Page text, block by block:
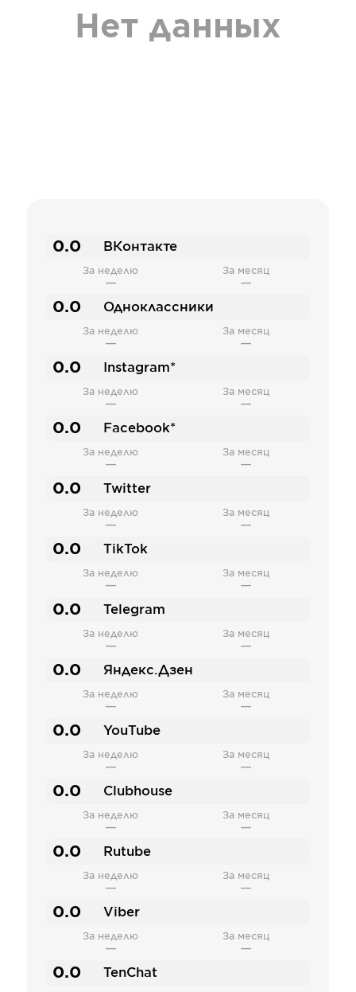
Нет данных
0.0 ВКонтакте
За неделю
—
За месяц
—
0.0 Одноклассники
За неделю
—
За месяц
—
0.0 Instagram*
За неделю
—
За месяц
—
0.0 Facebook*
За неделю
—
За месяц
—
0.0 Twitter
За неделю
—
За месяц
—
0.0 TikTok
За неделю
—
За месяц
—
0.0 Telegram
За неделю
—
За месяц
—
0.0 Яндекс.Дзен
За неделю
—
За месяц
—
0.0 YouTube
За неделю
—
За месяц
—
0.0 Clubhouse
За неделю
—
За месяц
—
0.0 Rutube
За неделю
—
За месяц
—
0.0 Viber
За неделю
—
За месяц
—
0.0 TenChat